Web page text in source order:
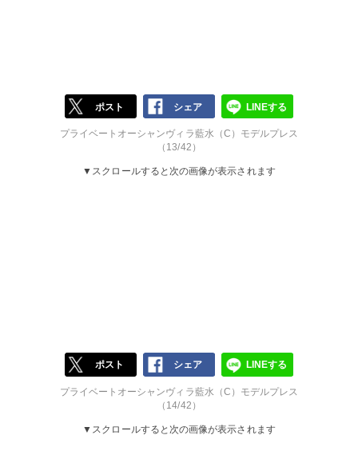
ポスト シェア LINEする
プライベートオーシャンヴィラ藍水（C）モデルプレス
（13/42）
▼スクロールすると次の画像が表示されます
ポスト シェア LINEする
プライベートオーシャンヴィラ藍水（C）モデルプレス
（14/42）
▼スクロールすると次の画像が表示されます